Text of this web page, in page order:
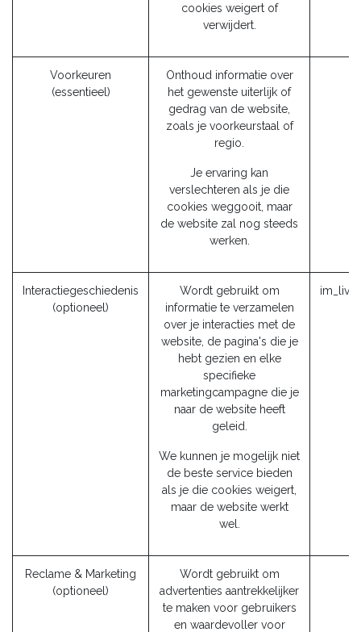
cookies weigert of
verwijdert.
Voorkeuren
(essentieel)
Onthoud informatie over
het gewenste uiterlijk of
gedrag van de website,
zoals je voorkeurstaal of
regio.
Je ervaring kan
verslechteren als je die
cookies weggooit, maar
de website zal nog steeds
werken.
Interactiegeschiedenis
(optioneel)
Wordt gebruikt om
informatie te verzamelen
over je interacties met de
website, de pagina's die je
hebt gezien en elke
specifieke
marketingcampagne die je
naar de website heeft
geleid.
We kunnen je mogelijk niet
de beste service bieden
als je die cookies weigert,
maar de website werkt
wel.
Reclame & Marketing
(optioneel)
Wordt gebruikt om
advertenties aantrekkelijker
te maken voor gebruikers
en waardevoller voor